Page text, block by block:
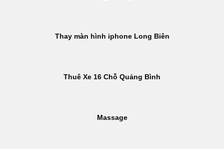
Thay màn hình iphone Long Biên
Thuê Xe 16 Chỗ Quảng Bình
Massage